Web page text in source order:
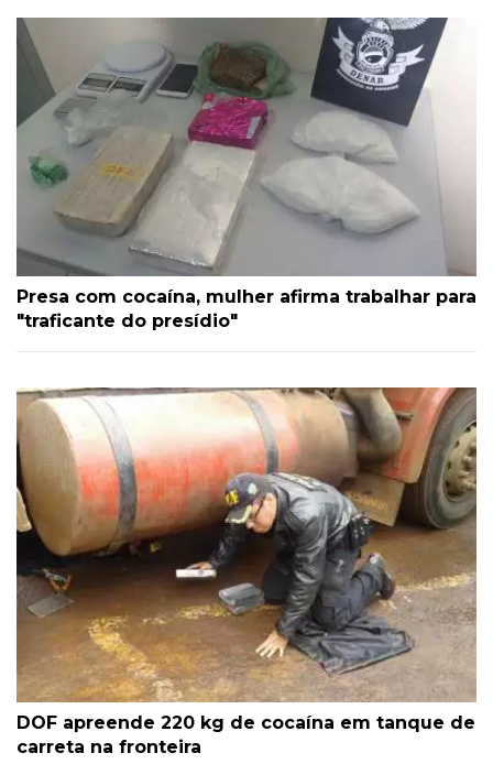
Presa com cocaína, mulher afirma trabalhar para
"traficante do presídio"
DOF apreende 220 kg de cocaína em tanque de
carreta na fronteira